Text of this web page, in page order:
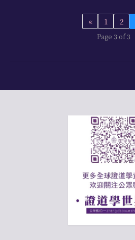
« 1 2
Page 3 of 3